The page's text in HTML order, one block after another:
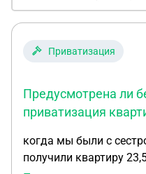
Приватизация
Предусмотрена ли
приватизация
когда мы были с
получили квартиру